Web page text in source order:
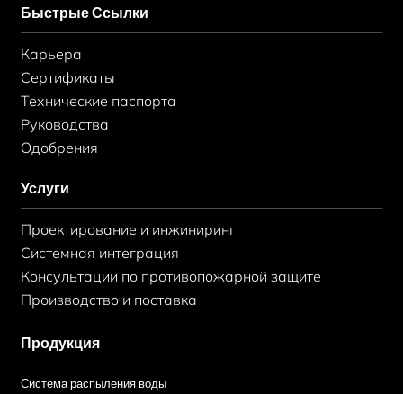
Быстрые Ссылки
Карьера
Сертификаты
Технические паспорта
Руководства
Одобрения
Услуги
Проектирование и инжиниринг
Системная интеграция
Консультации по противопожарной защите
Производство и поставка
Продукция
Система распыления воды